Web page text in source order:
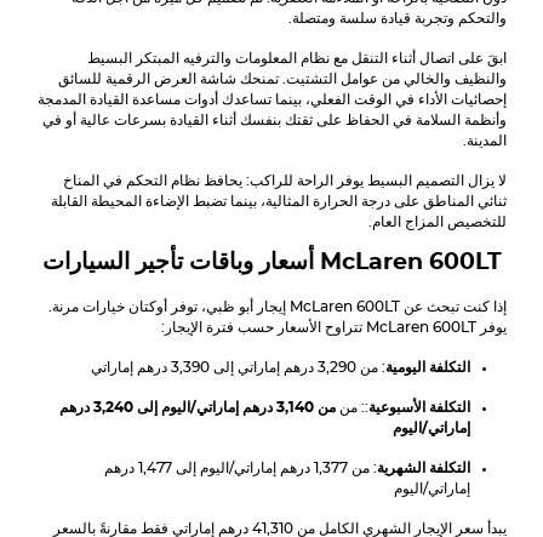
والتحكم وتجربة قيادة سلسة ومتصلة.
ابقَ على اتصال أثناء التنقل مع نظام المعلومات والترفيه المبتكر البسيط
والنظيف والخالي من عوامل التشتيت. تمنحك شاشة العرض الرقمية للسائق
إحصائيات الأداء في الوقت الفعلي، بينما تساعدك أدوات مساعدة القيادة المدمجة
وأنظمة السلامة في الحفاظ على ثقتك بنفسك أثناء القيادة بسرعات عالية أو في
المدينة.
لا يزال التصميم البسيط يوفر الراحة للراكب: يحافظ نظام التحكم في المناخ
ثنائي المناطق على درجة الحرارة المثالية، بينما تضبط الإضاءة المحيطة القابلة
للتخصيص المزاج العام.
McLaren 600LT أسعار وباقات تأجير السيارات
إذا كنت تبحث عن McLaren 600LT
إيجار أبو ظبي، توفر أوكتان خيارات مرنة.
يوفر McLaren 600LT تتراوح الأسعار حسب فترة الإيجار:
التكلفة اليومية: من 3,290 درهم إماراتي إلى 3,390 درهم إماراتي
التكلفة الأسبوعية:: من
من 3,140 درهم إماراتي/اليوم إلى 3,240 درهم
إماراتي/اليوم
التكلفة الشهرية
: من 1,377 درهم إماراتي/اليوم إلى 1,477 درهم
إماراتي/اليوم
يبدأ سعر الإيجار الشهري الكامل من 41,310 درهم إماراتي فقط مقارنةً بالسعر